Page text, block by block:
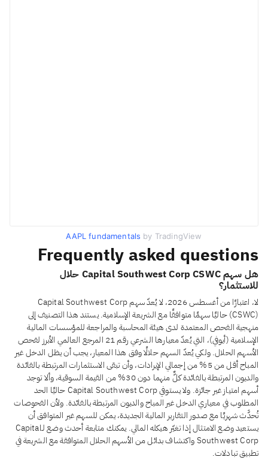
AAPL fundamentals by TradingView
Frequently asked questions
هل سهم Capital Southwest Corp CSWC حلال
للاستثمار؟
لا، اعتبارًا من أغسطس 2026، لا يُعدّ سهم Capital Southwest Corp
(CSWC) حاليًا سهمًا متوافقًا مع الشريعة الإسلامية. يستند هذا التصنيف إلى
منهجية الفحص المعتمدة لدى هيئة المحاسبة والمراجعة للمؤسسات المالية
الإسلامية (أيوفي)، التي يُعدّ معيارها الشرعي رقم 21 المرجع العالمي الأبرز لفحص
الأسهم الحلال. ولكي يُعدّ السهم حلالًا وفق هذا المعيار، يجب أن يظل الدخل غير
المباح أقل من 5% من إجمالي الإيرادات، وأن تبقى الاستثمارات المرتبطة بالفائدة
والديون المرتبطة بالفائدة كلٌّ منهما دون 30% من القيمة السوقية، وألا توجد
أسهم امتياز غير جائزة. ولا يستوفي Capital Southwest Corp حاليًا الحد
المطلوب في معياري الدخل غير المباح والديون المرتبطة بالفائدة. ولأن الفحوصات
تُحدَّث شهريًا مع صدور التقارير المالية الجديدة، يمكن للسهم غير المتوافق أن
يستعيد وضع الامتثال إذا تغيّر هيكله المالي. يمكنك متابعة أحدث وضع لـCapital
Southwest Corp واكتشاف بدائل من الأسهم الحلال المتوافقة مع الشريعة في
تطبيق تبادلات.